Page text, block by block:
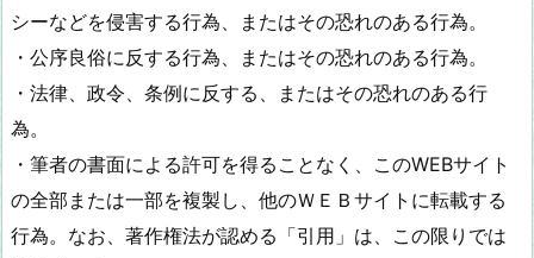
シーなどを侵害する行為、またはその恐れのある行為。
・公序良俗に反する行為、またはその恐れのある行為。
・法律、政令、条例に反する、またはその恐れのある行
為。
・筆者の書面による許可を得ることなく、このWEBサイト
の全部または一部を複製し、他のＷＥＢサイトに転載する
行為。なお、著作権法が認める「引用」は、この限りでは